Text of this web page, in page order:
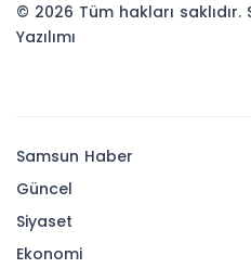
© 2026 Tüm hakları saklıdır.
Yazılımı
Samsun Haber
Güncel
Siyaset
Ekonomi